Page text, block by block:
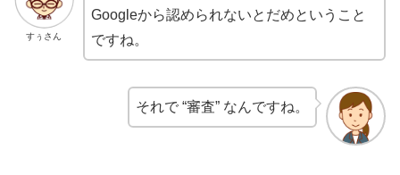
すぅさん
Googleから認められないとだめということ
ですね。
それで “審査” なんですね。